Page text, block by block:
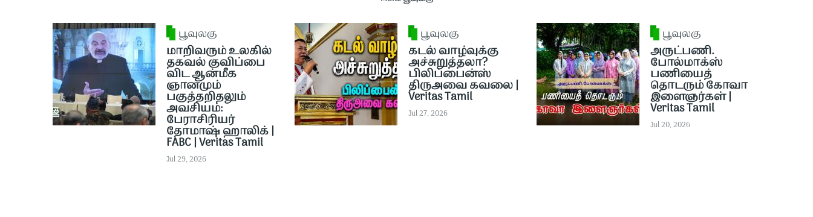
பூவுலகு
மாறிவரும் உலகில்
தகவல் குவிப்பை
விட ஆன்மீக
ஞானமும்
பகுத்தறிதலும்
அவசியம்:
பேராசிரியர்
தோமாஷ் ஹாலிக் |
FABC | Veritas Tamil
Jul 29, 2026
பூவுலகு
கடல் வாழ்வுக்கு
அச்சுறுத்தலா?
பிலிப்பைன்ஸ்
திருஅவை கவலை |
Veritas Tamil
Jul 27, 2026
பூவுலகு
அருட்பணி.
போல்மாக்ஸ்
பணியைத்
தொடரும் கோவா
இளைஞர்கள் |
Veritas Tamil
Jul 20, 2026